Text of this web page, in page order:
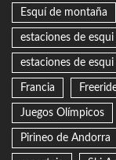
Esquí de montaña
estaciones de
estaciones de
Francia
Juegos Olímpicos
Pirineo de Andorra